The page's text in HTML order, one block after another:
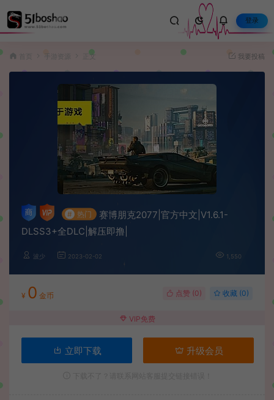
登录
手游资源 正文 我要投稿
# 热门
赛博朋克2077|官方中文|V1.6.1-
DLSS3+全DLC|解压即撸|
波少 2023-02-02 1,550
¥ 0 金币 点赞 (0) 收藏 (0)
VIP免费
立即下载 升级会员